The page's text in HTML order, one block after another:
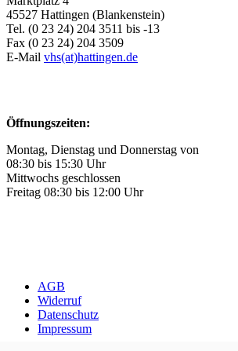
45527 Hattingen (Blankenstein)
Tel. (0 23 24) 204 3511 bis -13
Fax (0 23 24) 204 3509
E-Mail vhs(at)hattingen.de
Öffnungszeiten:
Montag, Dienstag und Donnerstag von
08:30 bis 15:30 Uhr
Mittwochs geschlossen
Freitag 08:30 bis 12:00 Uhr
AGB
Widerruf
Datenschutz
Impressum